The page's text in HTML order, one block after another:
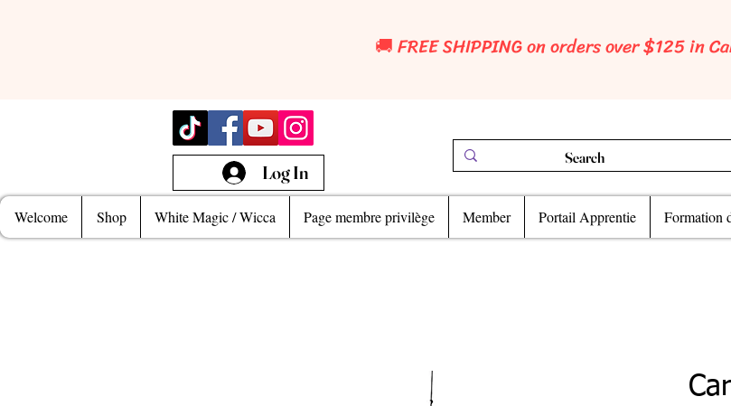
🚚 FREE SHIPPING on orders over $125 in
Log In
Welcome Shop White Magic / Wicca Page membre privilège Member Portail Apprentie Formation